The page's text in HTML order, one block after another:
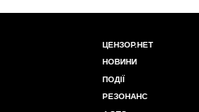
ЦЕНЗОР.НЕТ
НОВИНИ
ПОДІЇ
РЕЗОНАНС